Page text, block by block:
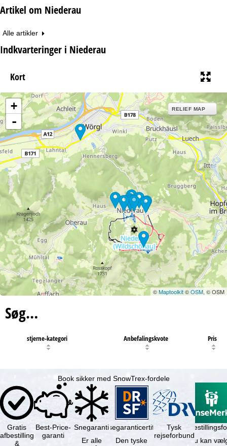
Artikel om Niederau
Alle artikler
Indkvarteringer i Niederau
Kort
+
-
RELIEF MAP
©Maptoolkit©OSM, © OSM
Søg…
stjerne-kategori Anbefalingskvote Pris
Book sikker med SnowTrex-fordele
Gratis
afbestilling
&
Best-Price-
garanti
Snegaranti
Er alle
Rejsegaranticertifikat
Den tyske
Tysk
rejseforbund
Du kan